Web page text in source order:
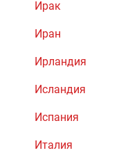
Ирак
Иран
Ирландия
Исландия
Испания
Италия